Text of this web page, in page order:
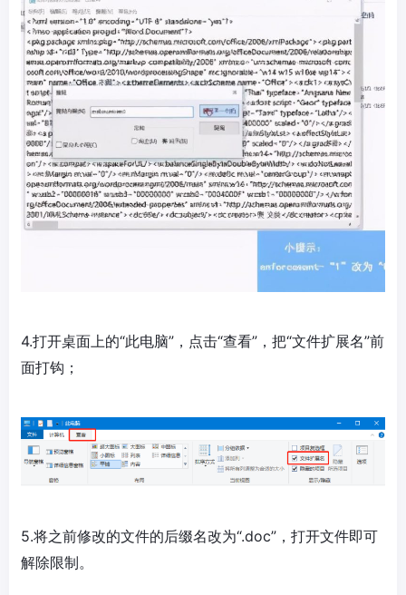
4.打开桌面上的“此电脑”，点击“查看”，把“文件扩展名”前
面打钩；
5.将之前修改的文件的后缀名改为“.doc”，打开文件即可
解除限制。